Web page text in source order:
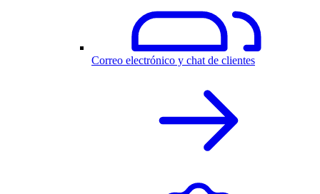
Correo electrónico y chat de clientes